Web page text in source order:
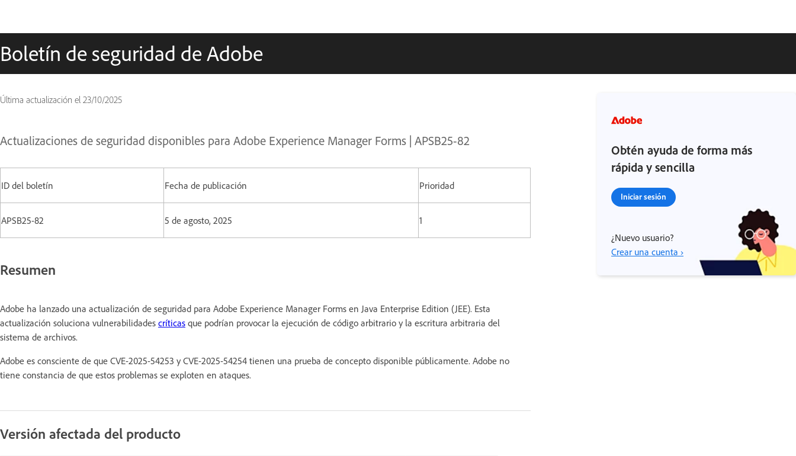
Boletín de seguridad de Adobe
Última actualización el 23/10/2025
Actualizaciones de seguridad disponibles para Adobe Experience Manager Forms | APSB25-82
ID del boletín Fecha de publicación Prioridad
APSB25-82 5 de agosto, 2025 1
Resumen
Adobe ha lanzado una actualización de seguridad para Adobe Experience Manager Forms en Java Enterprise Edition (JEE). Esta
actualización soluciona vulnerabilidades críticas que podrían provocar la ejecución de código arbitrario y la escritura arbitraria del
sistema de archivos.
Adobe es consciente de que CVE-2025-54253 y CVE-2025-54254 tienen una prueba de concepto disponible públicamente. Adobe no
tiene constancia de que estos problemas se exploten en ataques.
Versión afectada del producto
Obtén ayuda de forma más
rápida y sencilla
Iniciar sesión
¿Nuevo usuario?
Crear una cuenta ›